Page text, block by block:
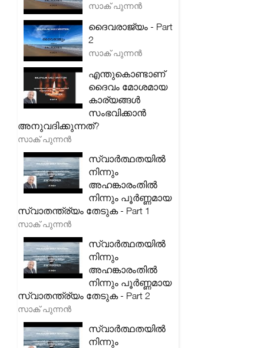
സാക് പുന്നൻ
ദൈവരാജ്യം - Part
2
സാക് പുന്നൻ
എന്തുകൊണ്ടാണ്
ദൈവം മോശമായ
കാര്യങ്ങൾ
സംഭവിക്കാൻ
അനുവദിക്കുന്നത്?
സാക് പുന്നൻ
സ്വാർത്ഥതയിൽ
നിന്നും
അഹങ്കാരംതിൽ
നിന്നും പൂർണ്ണമായ
സ്വാതന്ത്ര്യം തേടുക - Part 1
സാക് പുന്നൻ
സ്വാർത്ഥതയിൽ
നിന്നും
അഹങ്കാരംതിൽ
നിന്നും പൂർണ്ണമായ
സ്വാതന്ത്ര്യം തേടുക - Part 2
സാക് പുന്നൻ
സ്വാർത്ഥതയിൽ
നിന്നും